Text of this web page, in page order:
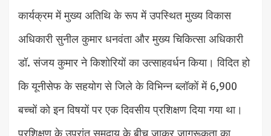
कार्यक्रम में मुख्य अतिथि के रूप में उपस्थित मुख्य विकास
अधिकारी सुनील कुमार धनवंता और मुख्य चिकित्सा अधिकारी
डॉ. संजय कुमार ने किशोरियों का उत्साहवर्धन किया। विदित हो
कि यूनीसेफ के सहयोग से जिले के विभिन्न ब्लॉकों में 6,900
बच्चों को इन विषयों पर एक दिवसीय प्रशिक्षण दिया गया था।